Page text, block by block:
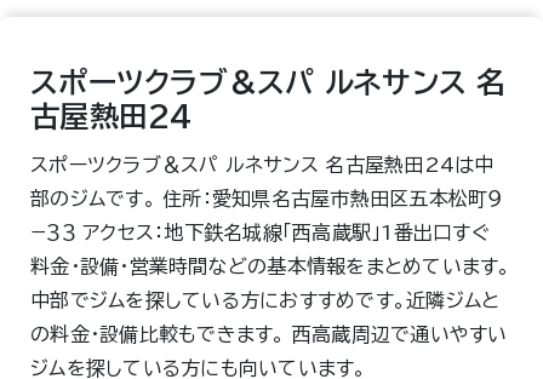
スポーツクラブ＆スパ ルネサンス 名
古屋熱田24
スポーツクラブ＆スパ ルネサンス 名古屋熱田24は中
部のジムです。 住所：愛知県名古屋市熱田区五本松町９
−３３ アクセス：地下鉄名城線「西高蔵駅」1番出口すぐ
料金・設備・営業時間などの基本情報をまとめています。
中部でジムを探している方におすすめです。近隣ジムと
の料金・設備比較もできます。 西高蔵周辺で通いやすい
ジムを探している方にも向いています。